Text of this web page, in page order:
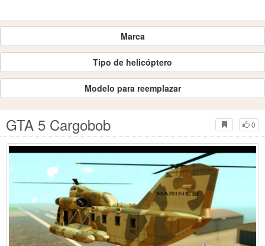
Marca
Tipo de helicóptero
Modelo para reemplazar
0
GTA 5 Cargobob